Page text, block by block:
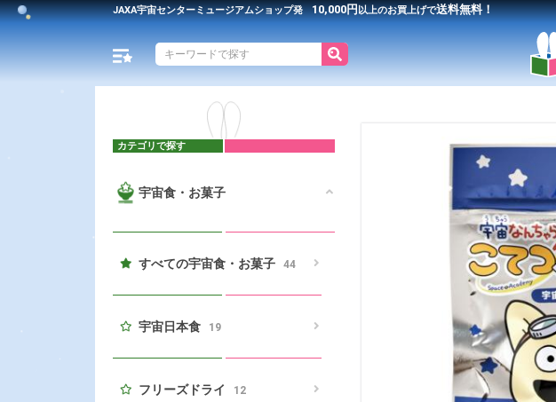
JAXA宇宙センターミュージアムショップ発 10,000円以上のお買上げで送料無料！
カテゴリで探す
宇宙食・お菓子
すべての宇宙食・お菓子 44
宇宙日本食 19
フリーズドライ 12